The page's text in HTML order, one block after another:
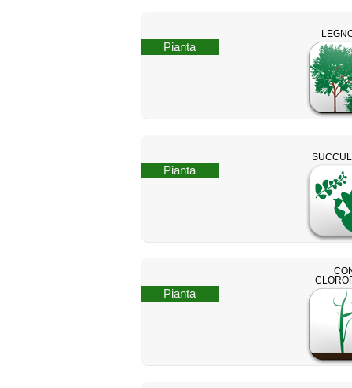
Pianta
Pianta
Pianta